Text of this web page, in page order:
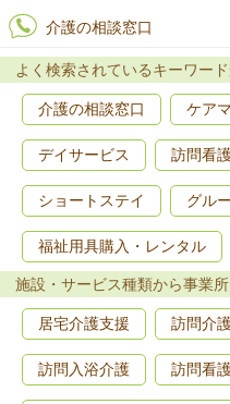
介護の相談窓口
よく検索されているキーワー
介護の相談窓口 ケア
デイサービス 訪問看
ショートステイ グル
福祉用具購入・レンタル
施設・サービス種類から事業
居宅介護支援 訪問介
訪問入浴介護 訪問看